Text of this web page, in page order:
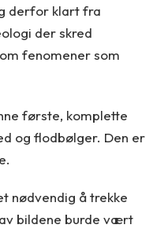
derfor klart fra
der skred
fenomener som
første, komplette
og flodbølger. Den er
nødvendig å trekke
bildene burde vært